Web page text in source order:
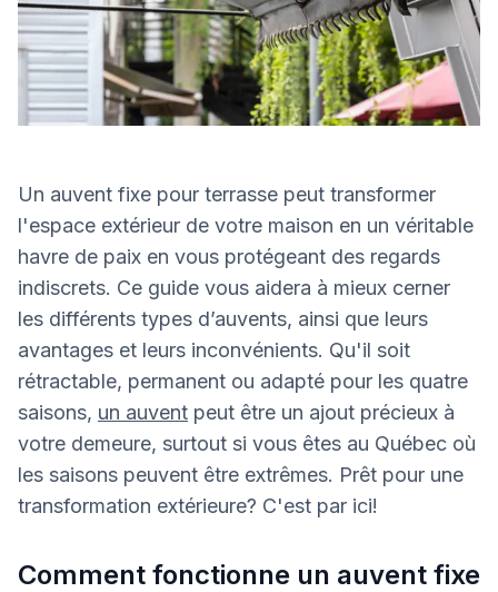
Un auvent fixe pour terrasse peut transformer
l'espace extérieur de votre maison en un véritable
havre de paix en vous protégeant des regards
indiscrets. Ce guide vous aidera à mieux cerner
les différents types d’auvents, ainsi que leurs
avantages et leurs inconvénients. Qu'il soit
rétractable, permanent ou adapté pour les quatre
saisons, un auvent peut être un ajout précieux à
votre demeure, surtout si vous êtes au Québec où
les saisons peuvent être extrêmes. Prêt pour une
transformation extérieure? C'est par ici!
Comment fonctionne un auvent fixe